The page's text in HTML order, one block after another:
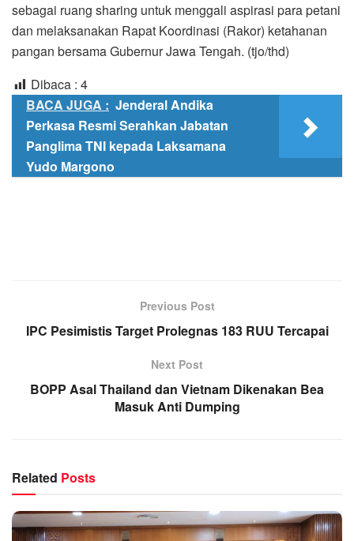
sebagai ruang sharing untuk menggali aspirasi para petani
dan melaksanakan Rapat Koordinasi (Rakor) ketahanan
pangan bersama Gubernur Jawa Tengah. (tjo/thd)
Dibaca : 4
BACA JUGA : Jenderal Andika
Perkasa Resmi Serahkan Jabatan
Panglima TNI kepada Laksamana
Yudo Margono
Previous Post
IPC Pesimistis Target Prolegnas 183 RUU Tercapai
Next Post
BOPP Asal Thailand dan Vietnam Dikenakan Bea
Masuk Anti Dumping
Related Posts